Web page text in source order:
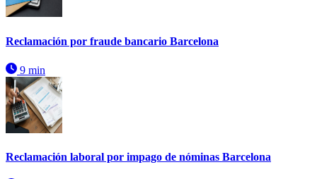
Reclamación por fraude bancario Barcelona
9 min
Reclamación laboral por impago de nóminas Barcelona